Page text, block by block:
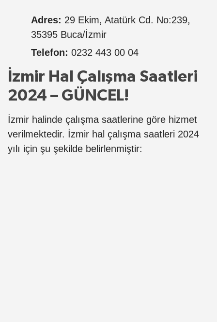
Adres: 29 Ekim, Atatürk Cd. No:239,
35395 Buca/İzmir
Telefon: 0232 443 00 04
İzmir Hal Çalışma Saatleri
2024 – GÜNCEL!
İzmir halinde çalışma saatlerine göre hizmet
verilmektedir. İzmir hal çalışma saatleri 2024
yılı için şu şekilde belirlenmiştir: